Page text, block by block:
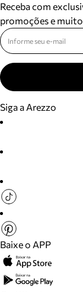
Receba com
promoções e
Siga a Arezzo
Baixe o APP